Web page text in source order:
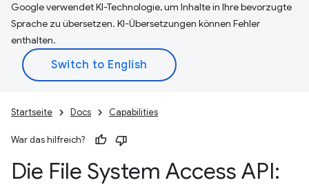
Google verwendet KI-Technologie, um Inhalte in Ihre bevorzugte
Sprache zu übersetzen. KI-Übersetzungen können Fehler
enthalten.
Startseite Docs Capabilities
War das hilfreich?
Die File System Access API: